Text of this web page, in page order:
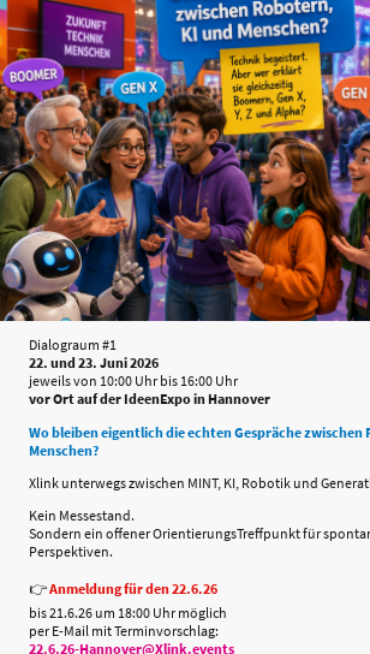
Dialograum #1
22. und 23. Juni 2026
jeweils von 10:00 Uhr bis 16:00 Uhr
vor Ort auf der IdeenExpo in Hannover
Wo bleiben eigentlich die echten Gespräche zwischen
Menschen?
Xlink unterwegs zwischen MINT, KI, Robotik und
Kein Messestand.
Sondern ein offener OrientierungsTreffpunkt für
Perspektiven.
👉Anmeldung für den 22.6.26
bis 21.6.26 um 18:00 Uhr möglich
per E-Mail mit Terminvorschlag:
22.6.26-Hannover@Xlink.events